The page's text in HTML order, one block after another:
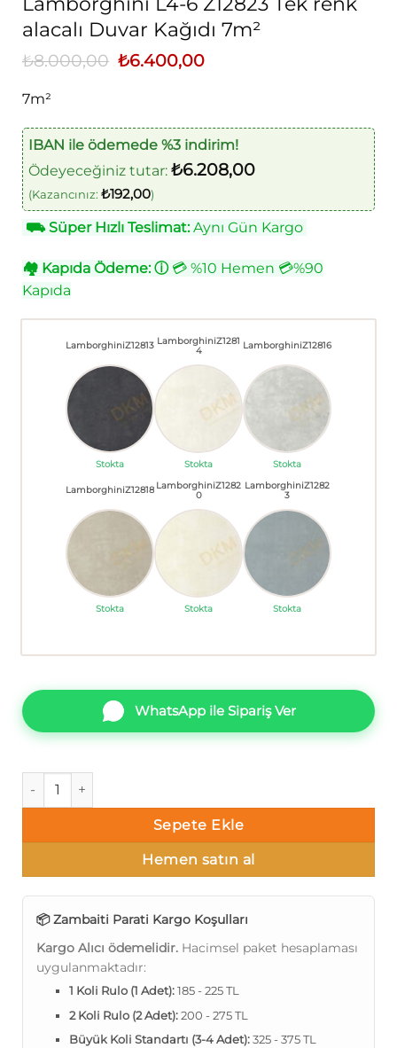
alacalı Duvar Kağıdı 7m²
₺8.000,00 Orijinal
fiyat:
₺6.400,00Şu
7m²
IBAN ile ödemede %3 indirim!
Ödeyeceğiniz tutar: ₺6.208,00
(Kazancınız: ₺192,00)
⛟Süper Hızlı Teslimat:Aynı Gün Kargo
🏘 Kapıda Ödeme: ⓘ💳 %10 Hemen 💳%90
Kapıda
LamborghiniZ12813
Stokta
LamborghiniZ1281
4
Stokta
LamborghiniZ12816
Stokta
LamborghiniZ12818
Stokta
LamborghiniZ1282
0
Stokta
LamborghiniZ1282
3
Stokta
WhatsApp ile Sipariş Ver
Lamborghini L4-6 Z12823 Tek renk alacalı Duvar Kağıdı 7m²
Sepete Ekle
Hemen satın al
📦 Zambaiti Parati Kargo Koşulları
Kargo Alıcı ödemelidir. Hacimsel paket hesaplaması
uygulanmaktadır:
1 Koli Rulo (1 Adet):185 - 225 TL
2 Koli Rulo (2 Adet):200 - 275 TL
Büyük Koli Standartı (3-4 Adet):325 - 375 TL